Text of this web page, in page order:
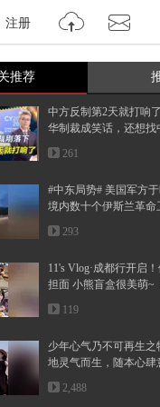
注册
推荐
中方反制第2天就打响
华制裁成笑话，还想找
261
#中东局势# 美国军方
境内数十个伊斯兰革命
C...
293
11's Vlog·成都行开启
担面 小熊盲盒很美萌~
锁...
119
少年心气乃不可再生之
地灵气而生，随本心肆
着...
2,488